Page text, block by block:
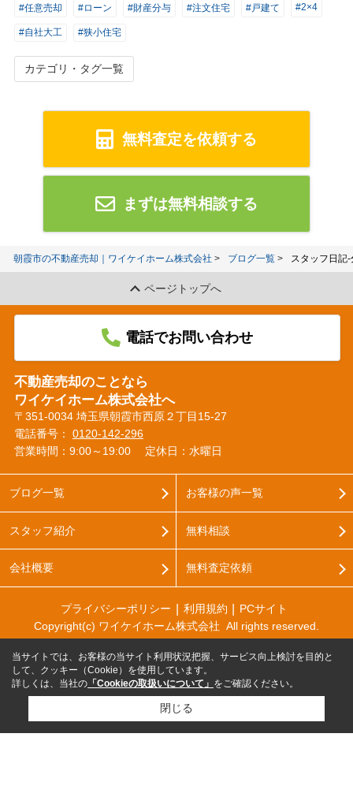
#任意売却 #ローン #財産分与 #注文住宅 #戸建て #2×4
#自社大工 #狭小住宅
カテゴリ・タグ一覧
無料査定を依頼する
まずは無料相談する
朝霞市の不動産売却｜ワイケイホーム株式会社 ブログ一覧 スタッフ日記
ページトップへ
電話でお問い合わせ
不動産売却のことなら
ワイケイホーム株式会社へ
〒351-0034 埼玉県朝霞市西原２丁目15-27
電話番号： 0120-142-296
営業時間：9:00～19:00
定休日：水曜日
ブログ一覧
スタッフ紹介
会社概要
お客様の声一覧
無料相談
無料査定依頼
プライバシーポリシー 利用規約
PCサイト
Copyright(c) ワイケイホーム株式会社 All rights reserved.
当サイトでは、お客様の当サイト利用状況把握、サービス向上検討を目的と
して、クッキー（Cookie）を使用しています。
詳しくは、当社の 「Cookieの取扱いについて」 をご確認ください。
閉じる